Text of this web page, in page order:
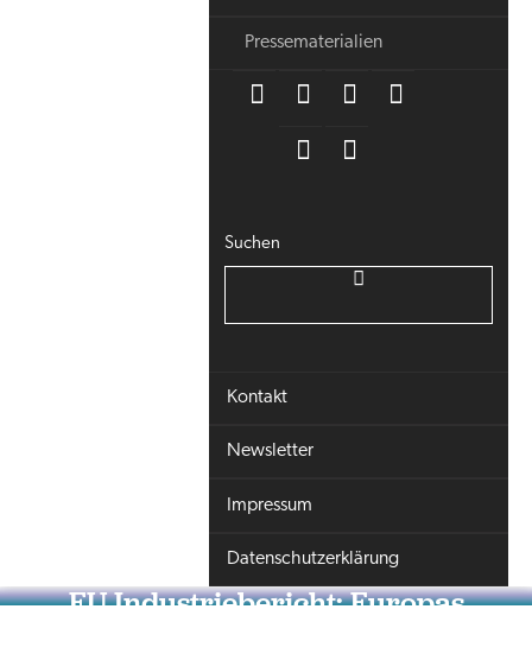
Pressematerialien
Suchen
Kontakt
Newsletter
Impressum
Datenschutzerklärung
EU Industriebericht: Europas